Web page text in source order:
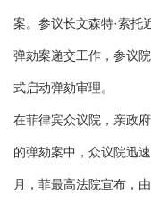
案。参议长文森特·索托
弹劾案递交工作，参议
式启动弹劾审理。
在菲律宾众议院，亲政
的弹劾案中，众议院迅
月，菲最高法院宣布，